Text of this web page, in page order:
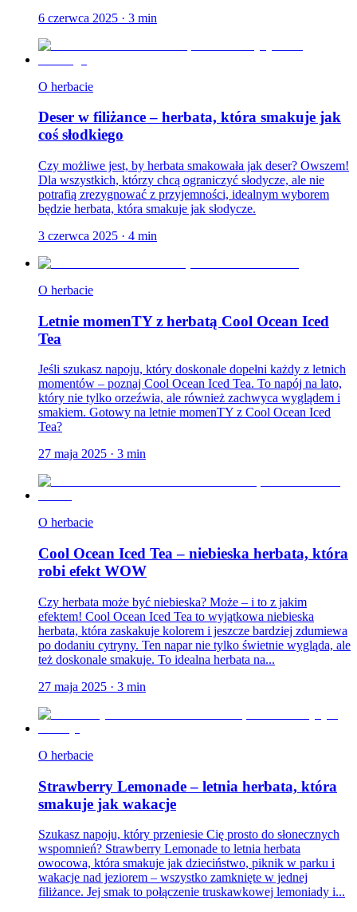
6 czerwca 2025 · 3 min
O herbacie
Deser w filiżance – herbata, która smakuje jak
coś słodkiego
Czy możliwe jest, by herbata smakowała jak deser? Owszem!
Dla wszystkich, którzy chcą ograniczyć słodycze, ale nie
potrafią zrezygnować z przyjemności, idealnym wyborem
będzie herbata, która smakuje jak słodycze.
3 czerwca 2025 · 4 min
O herbacie
Letnie momenTY z herbatą Cool Ocean Iced
Tea
Jeśli szukasz napoju, który doskonale dopełni każdy z letnich
momentów – poznaj Cool Ocean Iced Tea. To napój na lato,
który nie tylko orzeźwia, ale również zachwyca wyglądem i
smakiem. Gotowy na letnie momenTY z Cool Ocean Iced
Tea?
27 maja 2025 · 3 min
O herbacie
Cool Ocean Iced Tea – niebieska herbata, która
robi efekt WOW
Czy herbata może być niebieska? Może – i to z jakim
efektem! Cool Ocean Iced Tea to wyjątkowa niebieska
herbata, która zaskakuje kolorem i jeszcze bardziej zdumiewa
po dodaniu cytryny. Ten napar nie tylko świetnie wygląda, ale
też doskonale smakuje. To idealna herbata na...
27 maja 2025 · 3 min
O herbacie
Strawberry Lemonade – letnia herbata, która
smakuje jak wakacje
Szukasz napoju, który przeniesie Cię prosto do słonecznych
wspomnień? Strawberry Lemonade to letnia herbata
owocowa, która smakuje jak dzieciństwo, piknik w parku i
wakacje nad jeziorem – wszystko zamknięte w jednej
filiżance. Jej smak to połączenie truskawkowej lemoniady i...